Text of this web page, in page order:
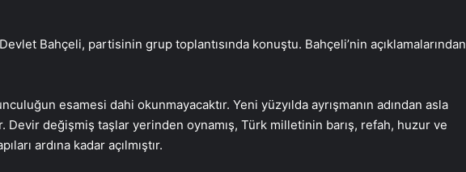
Bahçeli, partisinin grup toplantısında konuştu. Bahçeli’nin açıklamalarından
esamesi dahi okunmayacaktır. Yeni yüzyılda ayrışmanın adından asla
Devir değişmiş taşlar yerinden oynamış, Türk milletinin barış, refah, huzur ve
ardına kadar açılmıştır.